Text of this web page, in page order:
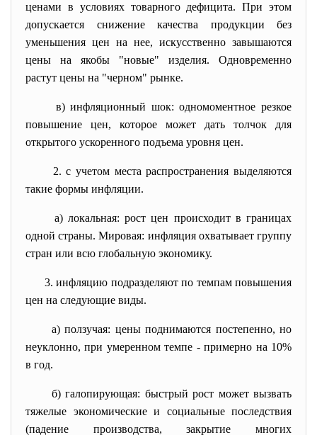
ценами в условиях товарного дефицита. При этом
допускается снижение качества продукции без
уменьшения цен на нее, искусственно завышаются
цены на якобы "новые" изделия. Одновременно
растут цены на "черном" рынке.
в) инфляционный шок: одномоментное резкое
повышение цен, которое может дать толчок для
открытого ускоренного подъема уровня цен.
2. с учетом места распространения выделяются
такие формы инфляции.
а) локальная: рост цен происходит в границах
одной страны. Мировая: инфляция охватывает группу
стран или всю глобальную экономику.
3. инфляцию подразделяют по темпам повышения
цен на следующие виды.
а) ползучая: цены поднимаются постепенно, но
неуклонно, при умеренном темпе - примерно на 10%
в год.
б) галопирующая: быстрый рост может вызвать
тяжелые экономические и социальные последствия
(падение производства, закрытие многих